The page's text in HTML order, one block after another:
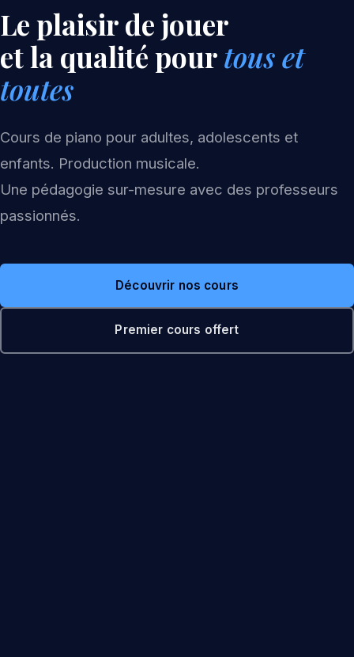
Le plaisir de jouer
et la qualité pourtous et
toutes
Cours de piano pour adultes, adolescents et
enfants. Production musicale.
Une pédagogie sur-mesure avec des professeurs
passionnés.
Découvrir nos cours
Premier cours offert